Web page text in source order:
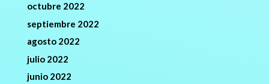
octubre 2022
septiembre 2022
agosto 2022
julio 2022
junio 2022